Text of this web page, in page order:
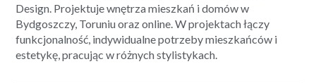
Design. Projektuje wnętrza mieszkań i domów w
Bydgoszczy, Toruniu oraz online. W projektach łączy
funkcjonalność, indywidualne potrzeby mieszkańców i
estetykę, pracując w różnych stylistykach.